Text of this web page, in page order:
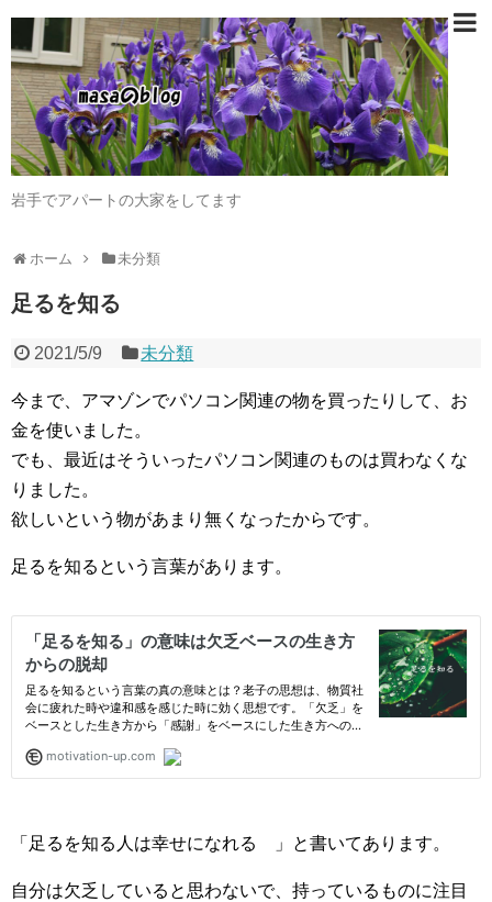
岩手でアパートの大家をしてます
ホーム 未分類
足るを知る
2021/5/9 未分類
今まで、アマゾンでパソコン関連の物を買ったりして、お
金を使いました。
でも、最近はそういったパソコン関連のものは買わなくな
りました。
欲しいという物があまり無くなったからです。
足るを知るという言葉があります。
「足るを知る人は幸せになれる 」と書いてあります。
自分は欠乏していると思わないで、持っているものに注目